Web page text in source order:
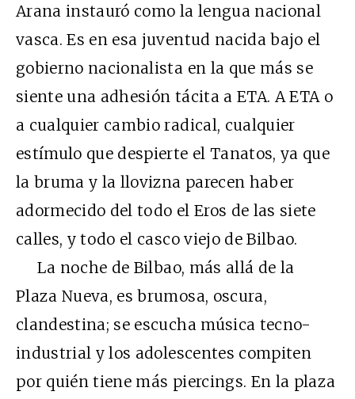
Arana instauró como la lengua nacional
vasca. Es en esa juventud nacida bajo el
gobierno nacionalista en la que más se
siente una adhesión tácita a ETA. A ETA o
a cualquier cambio radical, cualquier
estímulo que despierte el Tanatos, ya que
la bruma y la llovizna parecen haber
adormecido del todo el Eros de las siete
calles, y todo el casco viejo de Bilbao.
La noche de Bilbao, más allá de la
Plaza Nueva, es brumosa, oscura,
clandestina; se escucha música tecno-
industrial y los adolescentes compiten
por quién tiene más piercings. En la plaza